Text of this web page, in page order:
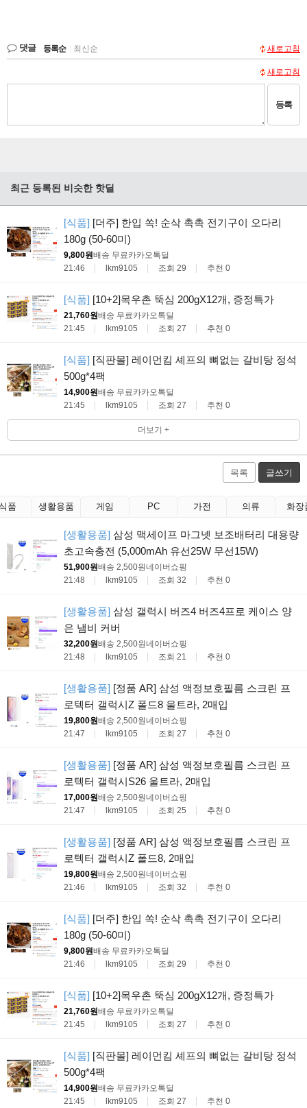
댓글 등록순 최신순 새로고침
새로고침
등록
최근 등록된 비슷한 핫딜
[식품] [더주] 한입 쏙! 순삭 촉촉 전기구이 오다리
180g (50-60미)
9,800원배송 무료 카카오톡딜
21:46
lkm9105 조회 29 추천 0
[식품] [10+2]목우촌 뚝심 200gX12개, 증정특가
21,760원배송 무료 카카오톡딜
21:45
lkm9105 조회 27 추천 0
[식품] [직판몰] 레이먼킴 셰프의 뼈없는 갈비탕 정석
500g*4팩
14,900원배송 무료 카카오톡딜
21:45
lkm9105 조회 27 추천 0
더보기 +
목록 글쓰기
품 생활용품 게임 PC 가전 의류 화장
[생활용품] 삼성 맥세이프 마그넷 보조배터리 대용량
초고속충전 (5,000mAh 유선25W 무선15W)
51,900원배송 2,500원네이버쇼핑
21:48
lkm9105 조회 32 추천 0
[생활용품] 삼성 갤럭시 버즈4 버즈4프로 케이스 양
은 냄비 커버
32,200원배송 2,500원네이버쇼핑
21:48
lkm9105 조회 21 추천 0
[생활용품] [정품 AR] 삼성 액정보호필름 스크린 프
로텍터 갤럭시Z 폴드8 울트라, 2매입
19,800원배송 2,500원네이버쇼핑
21:47
lkm9105 조회 27 추천 0
[생활용품] [정품 AR] 삼성 액정보호필름 스크린 프
로텍터 갤럭시S26 울트라, 2매입
17,000원배송 2,500원네이버쇼핑
21:47
lkm9105 조회 25 추천 0
[생활용품] [정품 AR] 삼성 액정보호필름 스크린 프
로텍터 갤럭시Z 폴드8, 2매입
19,800원배송 2,500원네이버쇼핑
21:46
lkm9105 조회 32 추천 0
[식품] [더주] 한입 쏙! 순삭 촉촉 전기구이 오다리
180g (50-60미)
9,800원배송 무료 카카오톡딜
21:46
lkm9105 조회 29 추천 0
[식품] [10+2]목우촌 뚝심 200gX12개, 증정특가
21,760원배송 무료 카카오톡딜
21:45
lkm9105 조회 27 추천 0
[식품] [직판몰] 레이먼킴 셰프의 뼈없는 갈비탕 정석
500g*4팩
14,900원배송 무료 카카오톡딜
21:45
lkm9105 조회 27 추천 0